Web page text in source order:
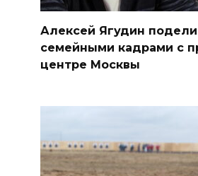
Алексей Ягудин
семейными кадрами с
центре Москвы